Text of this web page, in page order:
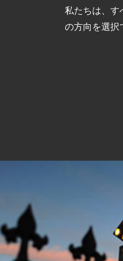
私たちは、す
の方向を選択